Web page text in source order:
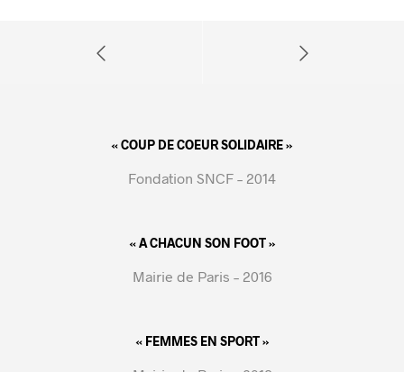
« COUP DE COEUR SOLIDAIRE »
Fondation SNCF – 2014
« A CHACUN SON FOOT »
Mairie de Paris – 2016
« FEMMES EN SPORT »